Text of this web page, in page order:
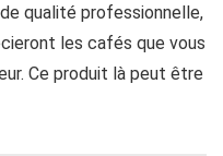
qualité professionnelle,
les cafés que vous
Ce produit là peut être